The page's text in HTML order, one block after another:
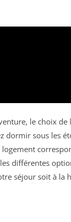
le choix
dormir sous les
différentes
séjour soit à la